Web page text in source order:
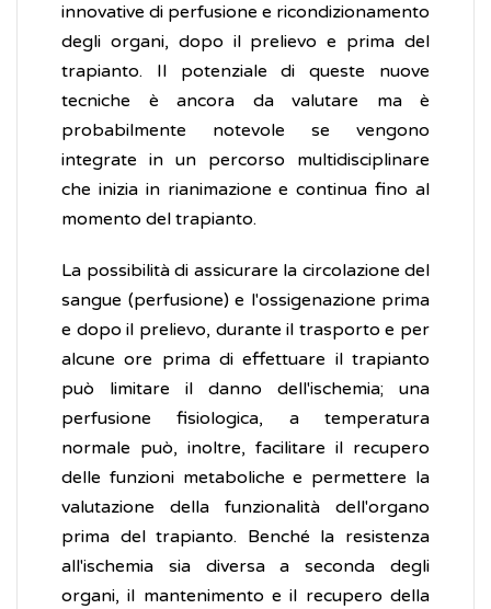
innovative di perfusione e ricondizionamento
degli organi, dopo il prelievo e prima del
trapianto. Il potenziale di queste nuove
tecniche è ancora da valutare ma è
probabilmente notevole se vengono
integrate in un percorso multidisciplinare
che inizia in rianimazione e continua fino al
momento del trapianto.
La possibilità di assicurare la circolazione del
sangue (perfusione) e l'ossigenazione prima
e dopo il prelievo, durante il trasporto e per
alcune ore prima di effettuare il trapianto
può limitare il danno dell'ischemia; una
perfusione fisiologica, a temperatura
normale può, inoltre, facilitare il recupero
delle funzioni metaboliche e permettere la
valutazione della funzionalità dell'organo
prima del trapianto. Benché la resistenza
all'ischemia sia diversa a seconda degli
organi, il mantenimento e il recupero della